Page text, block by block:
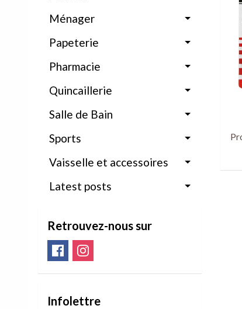
Ménager
Papeterie
Pharmacie
Quincaillerie
Salle de Bain
Sports
Vaisselle et accessoires
Latest posts
Retrouvez-nous sur
Infolettre